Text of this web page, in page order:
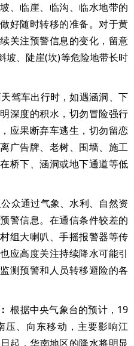
、临崖、临沟、临水地带的
好随时转移的准备。对于黄
关注预警信息的变化，留意
坡、陡崖(坎)等危险地带长时
驾车出行时，如遇涵洞、下
深度的积水，切勿冒险强行
应果断弃车逃生，切勿留恋
广告牌、老树、围墙、施工
桥下、涵洞或地下通道等低
众通过气象、水利、自然资
警信息。在通信条件较差的
组大喇叭、手摇报警器等传
应高度关注持续降水可能引
测预警和人员转移避险的各
根据中央气象台的预计，19
压、向东移动，主要影响江
起，华南地区的降水将明显